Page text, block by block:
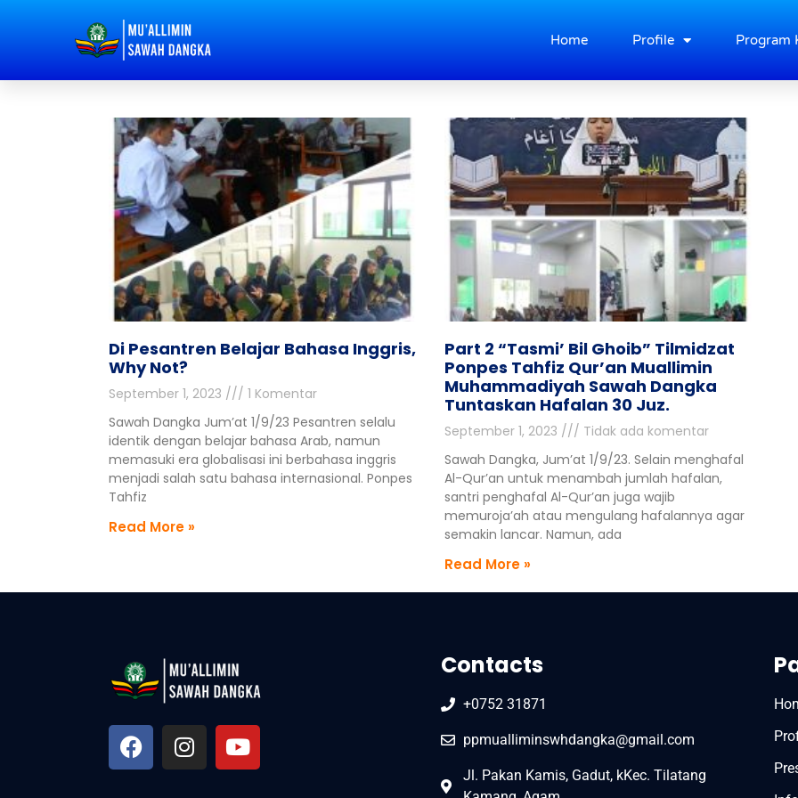
Home Profile Program
Di Pesantren Belajar Bahasa Inggris,
Why Not?
September 1, 2023
1 Komentar
Sawah Dangka Jum’at 1/9/23 Pesantren selalu
identik dengan belajar bahasa Arab, namun
memasuki era globalisasi ini berbahasa inggris
menjadi salah satu bahasa internasional. Ponpes
Tahfiz
Read More »
Part 2 “Tasmi’ Bil Ghoib” Tilmidzat
Ponpes Tahfiz Qur’an Muallimin
Muhammadiyah Sawah Dangka
Tuntaskan Hafalan 30 Juz.
September 1, 2023
Tidak ada komentar
Sawah Dangka, Jum’at 1/9/23. Selain menghafal
Al-Qur’an untuk menambah jumlah hafalan,
santri penghafal Al-Qur’an juga wajib
memuroja’ah atau mengulang hafalannya agar
semakin lancar. Namun, ada
Read More »
Contacts
+0752 31871
ppmualliminswhdangka@gmail.com
Jl. Pakan Kamis, Gadut, kKec. Tilatang